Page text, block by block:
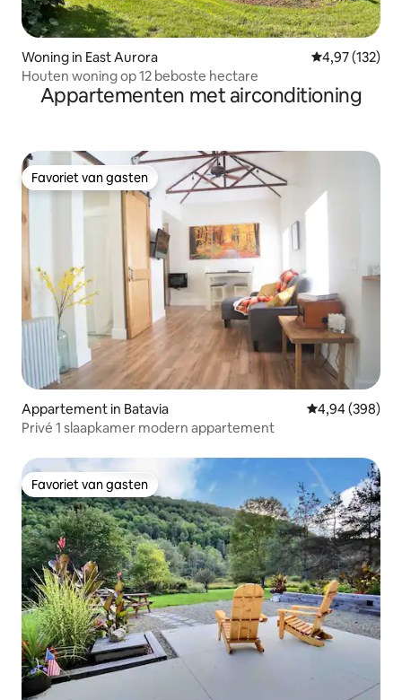
Woning in East Aurora Gemiddelde
4,97 (132)
Houten woning op 12 beboste hectare
Appartementen met airconditioning
Favoriet van gasten
Favoriet van gasten
Appartement in Batavia Gemiddelde
4,94 (398)
Privé 1 slaapkamer modern appartement
Favoriet van gasten
Favoriet van gasten